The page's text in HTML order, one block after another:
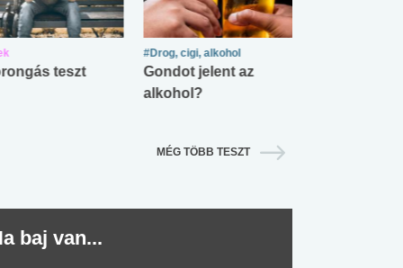
teszt
#Drog, cigi, alkohol
Gondot jelent az
alkohol?
MÉG TÖBB TESZT
baj van...